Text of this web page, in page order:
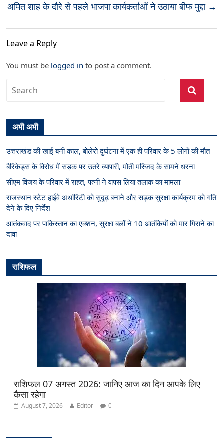
अमित शाह के दौरे से पहले भाजपा कार्यकर्ताओं ने उठाया बीफ मुद्दा →
Leave a Reply
You must be logged in to post a comment.
अभी अभी
उत्तराखंड की खाई बनी काल, बोलेरो दुर्घटना में एक ही परिवार के 5 लोगों की मौत
बैरिकेड्स के विरोध में सड़क पर उतरे व्यापारी, मोती मस्जिद के सामने धरना
सीएम विजय के परिवार में राहत, पत्नी ने वापस लिया तलाक का मामला
राजस्थान स्टेट हाईवे अथॉरिटी को सुदृढ़ बनाने और सड़क सुरक्षा कार्यक्रम को गति
देने के दिए निर्देश
आतंकवाद पर पाकिस्तान का एक्शन, सुरक्षा बलों ने 10 आतंकियों को मार गिराने का
दावा
राशिफल
राशिफल 07 अगस्त 2026: जानिए आज का दिन आपके लिए
कैसा रहेगा
August 7, 2026 Editor 0